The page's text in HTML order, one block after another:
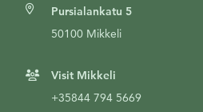
Pursialankatu 5
50100 Mikkeli
Visit Mikkeli
+35844 794 5669